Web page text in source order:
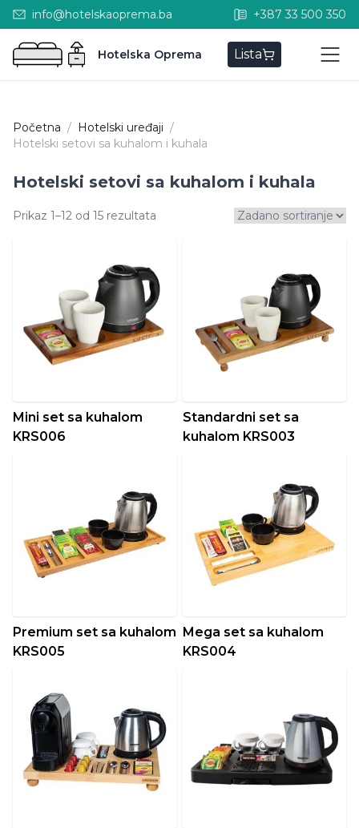
info@hotelskaoprema.ba +387 33 500 350
Hotelska Oprema Lista
Početna / Hotelski uređaji /
Hotelski setovi sa kuhalom i kuhala
Hotelski setovi sa kuhalom i kuhala
Prikaz 1–12 od 15 rezultata
Mini set sa kuhalom
KRS006
Standardni set sa
kuhalom KRS003
Premium set sa kuhalom
KRS005
Mega set sa kuhalom
KRS004